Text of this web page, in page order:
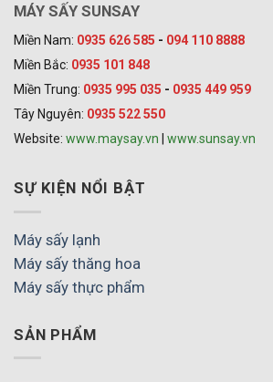
MÁY SẤY SUNSAY
Miền Nam: 0935 626 585 - 094 110 8888
Miền Bắc: 0935 101 848
Miền Trung: 0935 995 035 - 0935 449 959
Tây Nguyên: 0935 522 550
Website: www.maysay.vn www.sunsay.vn
SỰ KIỆN NỔI BẬT
Máy sấy lạnh
Máy sấy thăng hoa
Máy sấy thực phẩm
SẢN PHẨM